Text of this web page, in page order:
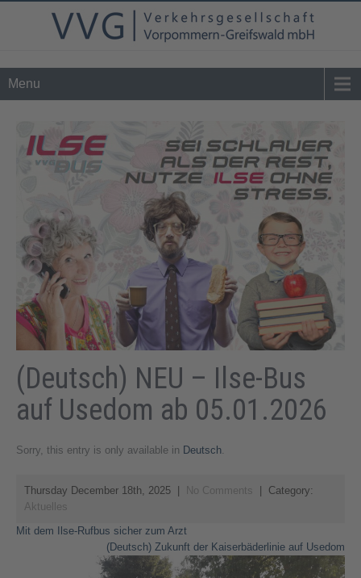
Tel. 0 39 76 - 24 02 - 0info@vvg-bus.de
Menu
(Deutsch) NEU – Ilse-Bus
auf Usedom ab 05.01.2026
Sorry, this entry is only available in Deutsch.
Thursday December 18th, 2025 No Comments
| Category:
Aktuelles
Post
navigation
Mit dem Ilse-Rufbus sicher zum Arzt
(Deutsch) Zukunft der Kaiserbäderlinie auf Usedom